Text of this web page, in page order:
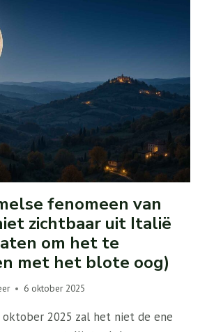
fenomeen van
zichtbaar uit Italië
om het te
met het blote oog)
6 oktober 2025
oktober 2025 zal het niet de ene